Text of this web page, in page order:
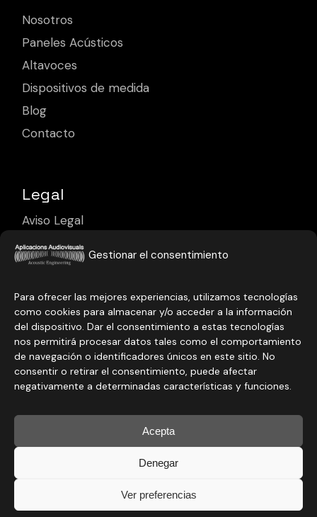
Gestionar el consentimiento
Para ofrecer las mejores experiencias, utilizamos tecnologías
como cookies para almacenar y/o acceder a la información
del dispositivo. Dar el consentimiento a estas tecnologías
nos permitirá procesar datos tales como el comportamiento
de navegación o identificadores únicos en este sitio. No
consentir o retirar el consentimiento, puede afectar
negativamente a determinadas características y funciones.
Acepta
Denegar
Ver preferencias
Nosotros
Paneles Acústicos
Altavoces
Dispositivos de medida
Blog
Contacto
Legal
Aviso Legal
Política de Privacidad
Política de Cookies
reservados.